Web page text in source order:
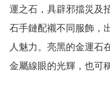
運之石，具辟邪擋災及
石手鏈配襯不同服飾，
人魅力。亮黑的金運石
金屬線眼的光輝，也可